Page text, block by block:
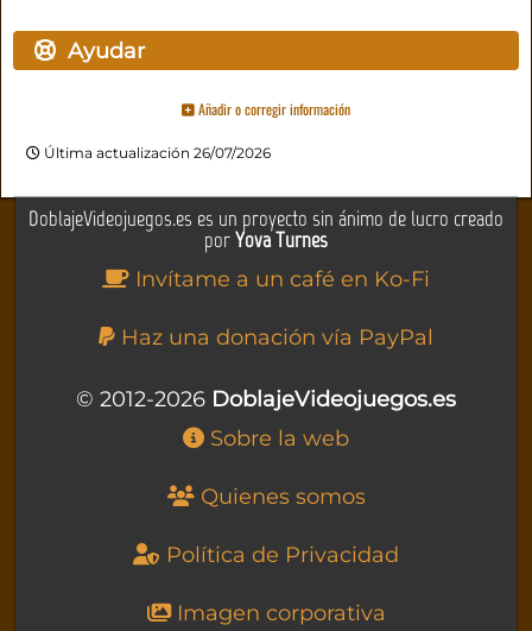
Ayudar
Añadir o corregir información
Última actualización 26/07/2026
DoblajeVideojuegos.es es un proyecto sin ánimo de lucro creado
porYova Turnes
Invítame a un café en Ko-Fi
Haz una donación vía PayPal
© 2012-2026 DoblajeVideojuegos.es
Sobre la web
Quienes somos
Política de Privacidad
Imagen corporativa